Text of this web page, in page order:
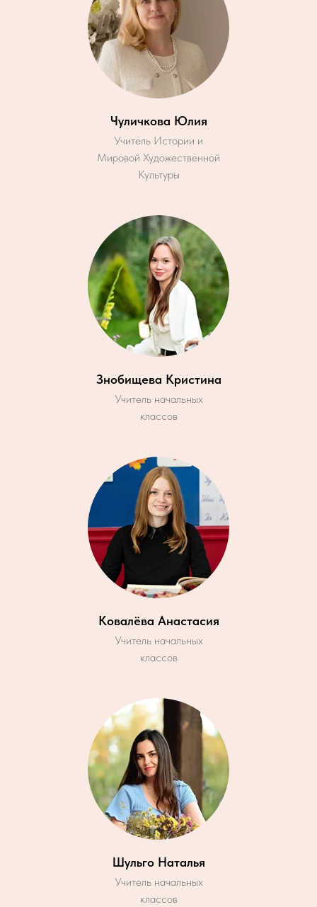
Чуличкова Юлия
Учитель Истории и
Мировой Художественной
Культуры
Знобищева Кристина
Учитель начальных
классов
Ковалёва Анастасия
Учитель начальных
классов
Шульго Наталья
Учитель начальных
классов